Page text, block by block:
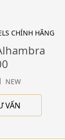
CHÍNH HÃNG
NEW
VẤN